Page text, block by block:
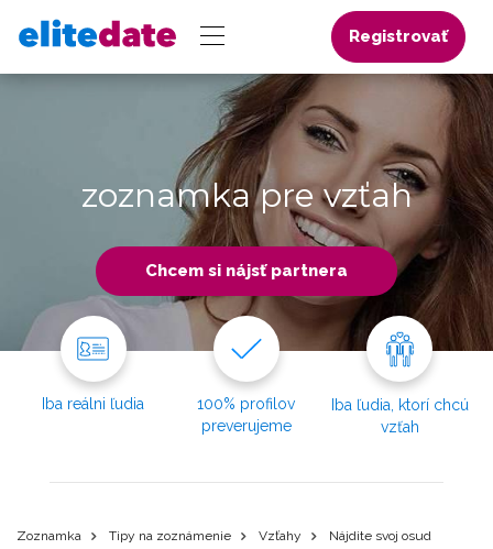
Registrovať
zoznamka pre vzťah
Chcem si nájsť partnera
Iba reálni ľudia
100% profilov
preverujeme
Iba ľudia, ktorí chcú
vzťah
Zoznamka Tipy na zoznámenie Vzťahy Nájdite svoj osud